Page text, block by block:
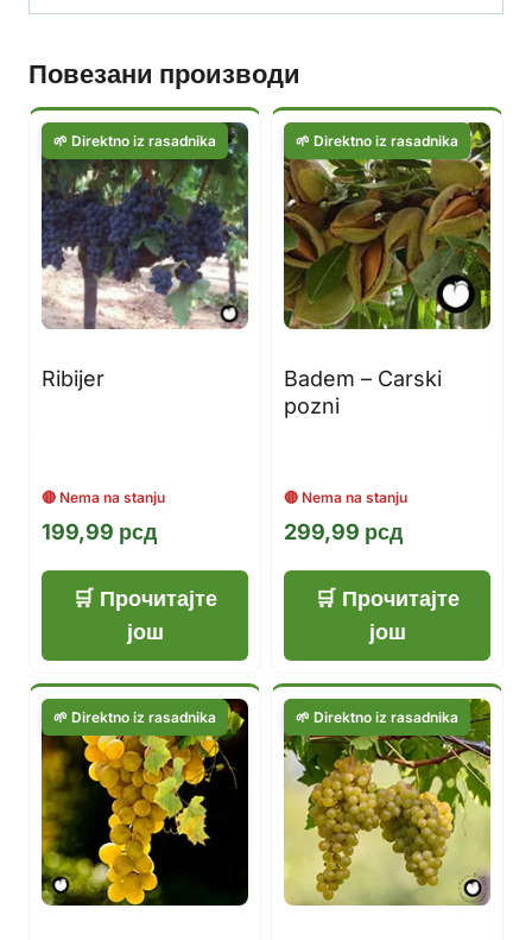
Повезани производи
Ribijer
199,99 рсд
Прочитајте
још
Badem – Carski
pozni
299,99 рсд
Прочитајте
још